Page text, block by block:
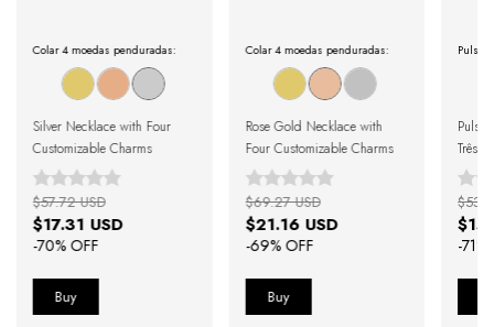
Colar 4 moedas penduradas:
Silver Necklace with Four
Customizable Charms
$17.31 USD
-70% OFF
$57.72 USD
Colar 4 moedas penduradas:
Rose Gold Necklace with
Four Customizable Charms
$21.16 USD
-69% OFF
$69.27 USD
Três
-71